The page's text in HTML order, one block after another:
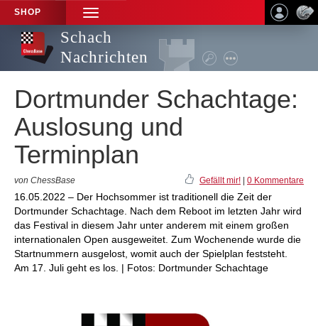
SHOP
TOGGLE
NAVIGATION
Schach
Nachrichten
Dortmunder Schachtage:
Auslosung und
Terminplan
von ChessBase Gefällt mir! 0 Kommentare
16.05.2022 – Der Hochsommer ist traditionell die Zeit der
Dortmunder Schachtage. Nach dem Reboot im letzten Jahr wird
das Festival in diesem Jahr unter anderem mit einem großen
internationalen Open ausgeweitet. Zum Wochenende wurde die
Startnummern ausgelost, womit auch der Spielplan feststeht.
Am 17. Juli geht es los. | Fotos: Dortmunder Schachtage